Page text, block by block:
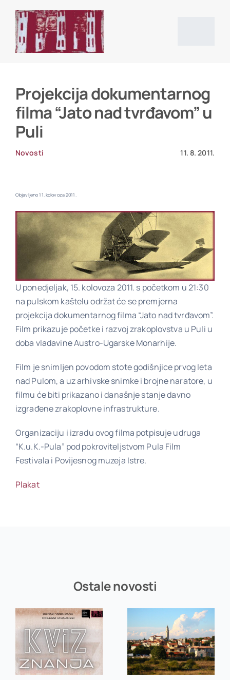
content
Vijesti
Povijesni izvori i literatura
Poveznice
Kontakt
Projekcija dokumentarnog
filma “Jato nad tvrđavom” u
Puli
Novosti 11. 8. 2011.
Objavljeno 11. kolovoza 2011.
U ponedjeljak, 15. kolovoza 2011. s početkom u 21:30
na pulskom kaštelu održat će se premjerna
projekcija dokumentarnog filma “Jato nad tvrđavom”.
Film prikazuje početke i razvoj zrakoplovstva u Puli u
doba vladavine Austro-Ugarske Monarhije.
Film je snimljen povodom stote godišnjice prvog leta
nad Pulom, a uz arhivske snimke i brojne naratore, u
filmu će biti prikazano i današnje stanje davno
izgrađene zrakoplovne infrastrukture.
Organizaciju i izradu ovog filma potpisuje udruga
“K.u.K.-Pula” pod pokroviteljstvom Pula Film
Festivala i Povijesnog muzeja Istre.
Plakat
Ostale novosti